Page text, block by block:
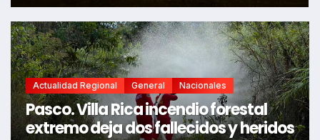
Actualidad Regional General Nacionales
Pasco. Villa Rica incendio forestal
extremo deja dos fallecidos y heridos